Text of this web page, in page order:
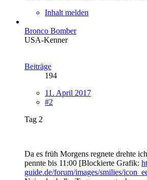
Inhalt melden
Bronco Bomber
USA-Kenner
Beiträge
194
11. April 2017
#2
Tag 2
Da es früh Morgens regnete drehte
pennte bis 11:00 [Blockierte Grafik:
guide.de/forum/images/smilies/